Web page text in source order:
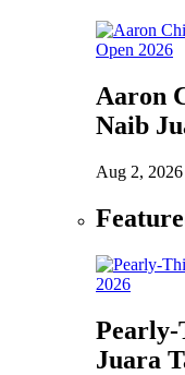
Aaron
Naib
Aug 2, 2026
Pearly-
Juara